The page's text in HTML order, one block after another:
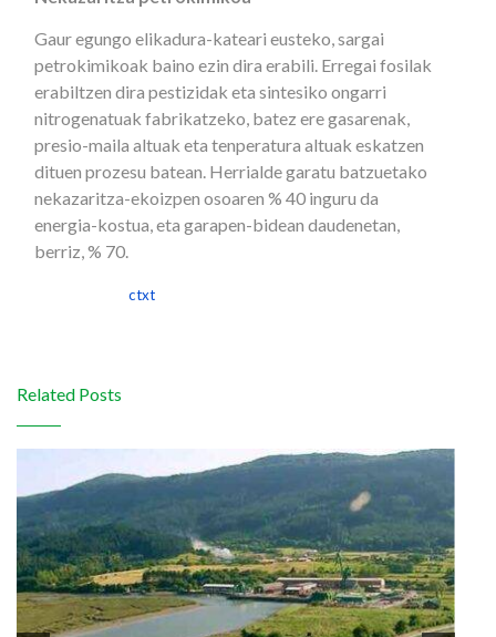
Gaur egungo elikadura-kateari eusteko, sargai
petrokimikoak baino ezin dira erabili. Erregai fosilak
erabiltzen dira pestizidak eta sintesiko ongarri
nitrogenatuak fabrikatzeko, batez ere gasarenak,
presio-maila altuak eta tenperatura altuak eskatzen
dituen prozesu batean. Herrialde garatu batzuetako
nekazaritza-ekoizpen osoaren % 40 inguru da
energia-kostua, eta garapen-bidean daudenetan,
berriz, % 70.
ctxt
Related Posts